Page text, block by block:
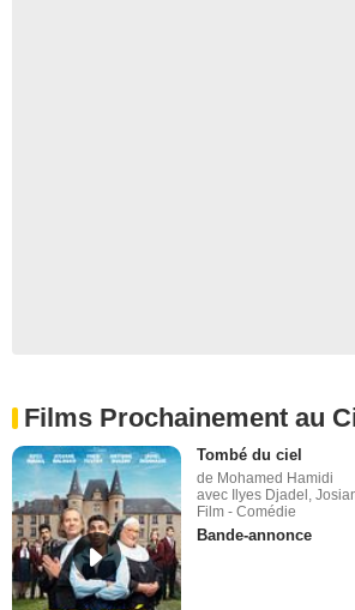
Films Prochainement au
Tombé du ciel
de Mohamed Hamidi
avec Ilyes Djadel,
Film - Comédie
Bande-annonce